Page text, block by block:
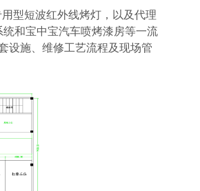
型短波红外线烤灯，以及代理
统和宝中宝汽车喷烤漆房等一流
设施、维修工艺流程及现场管